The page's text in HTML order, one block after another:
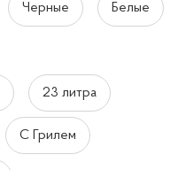
Черные Белые
23 литра
С Грилем